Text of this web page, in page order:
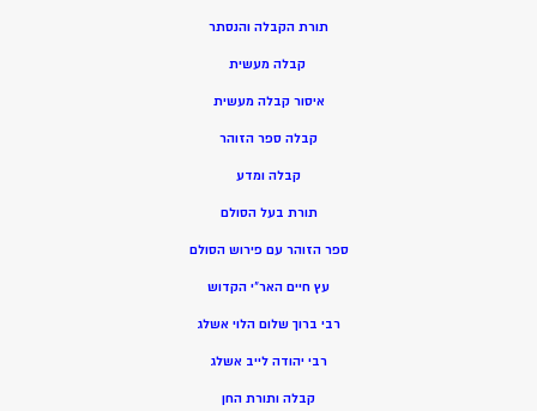
תורת הקבלה והנסתר
קבלה מעשית
איסור קבלה מעשית
קבלה ספר הזוהר
קבלה ומדע
תורת בעל הסולם
ספר הזוהר עם פירוש הסולם
עץ חיים האר”י הקדוש
רבי ברוך שלום הלוי אשלג
רבי יהודה לייב אשלג
קבלה ותורת החן